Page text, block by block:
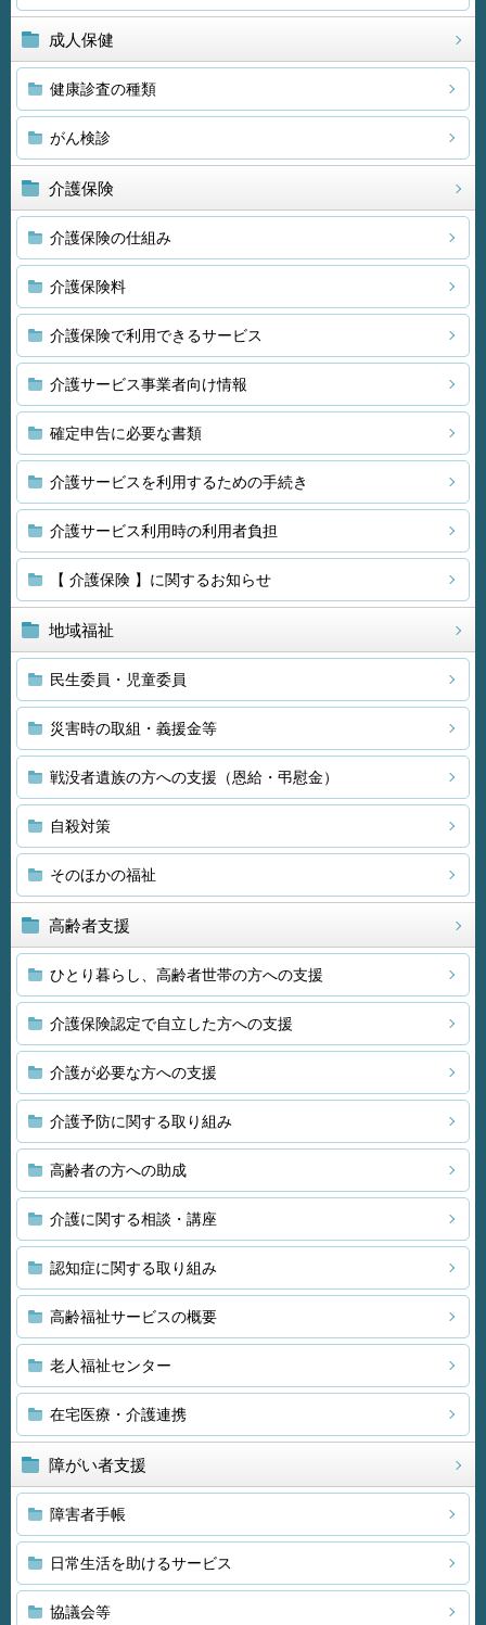
成人保健
健康診査の種類
がん検診
介護保険
介護保険の仕組み
介護保険料
介護保険で利用できるサービス
介護サービス事業者向け情報
確定申告に必要な書類
介護サービスを利用するための手続き
介護サービス利用時の利用者負担
【 介護保険 】に関するお知らせ
地域福祉
民生委員・児童委員
災害時の取組・義援金等
戦没者遺族の方への支援（恩給・弔慰金）
自殺対策
そのほかの福祉
高齢者支援
ひとり暮らし、高齢者世帯の方への支援
介護保険認定で自立した方への支援
介護が必要な方への支援
介護予防に関する取り組み
高齢者の方への助成
介護に関する相談・講座
認知症に関する取り組み
高齢福祉サービスの概要
老人福祉センター
在宅医療・介護連携
障がい者支援
障害者手帳
日常生活を助けるサービス
協議会等